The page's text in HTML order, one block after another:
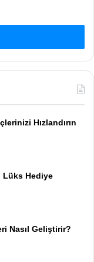
Hızlandırın
Lüks Hediye
Nasıl Geliştirir?